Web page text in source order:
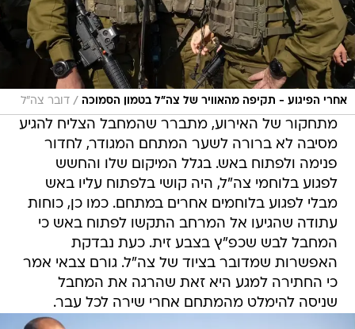
אחרי הפיגוע - תקיפה מהאוויר של צה"ל בטמון הסמוכה / דובר צה"ל
מתחקור של האירוע, מתברר שהמחבל הצליח להגיע
מסיבה לא ברורה לשער המתחם המגודר, לחדור
פנימה ולפתוח באש. בגלל המיקום שלו והחשש
לפגוע בלוחמי צה"ל, היה קושי בלפתוח עליו באש
מבלי לפגוע בלוחמים אחרים במתחם. כמו כן, כוחות
עתודה שהגיעו אל המרחב התקשו לפתוח באש כי
המחבל לבש שכפ"ץ בצבע זית. כעת נבדקת
האפשרות שמדובר בציוד של צה"ל. גורם צבאי אמר
כי החתירה למגע היא זאת שהרגה את המחבל
שניסה להימלט מהמתחם אחרי שירה לכל עבר.